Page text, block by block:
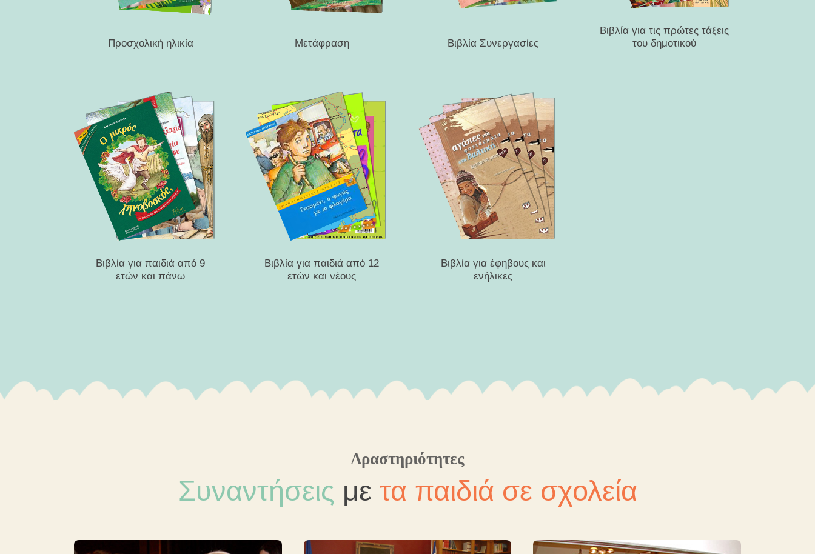
Προσχολική ηλικία Μετάφραση Βιβλία Συνεργασίες
Βιβλία για τις πρώτες τάξεις
του δημοτικού
Βιβλία για παιδιά από 9
ετών και πάνω
Βιβλία για παιδιά από 12
ετών και νέους
Βιβλία για έφηβους και
ενήλικες
Δραστηριότητες
Συναντήσεις με τα παιδιά σε σχολεία